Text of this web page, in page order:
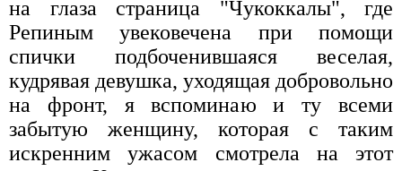
на глаза страница "Чукоккалы", где
Репиным увековечена при помощи
спички подбоченившаяся веселая,
кудрявая девушка, уходящая добровольно
на фронт, я вспоминаю и ту всеми
забытую женщину, которая с таким
искренним ужасом смотрела на этот